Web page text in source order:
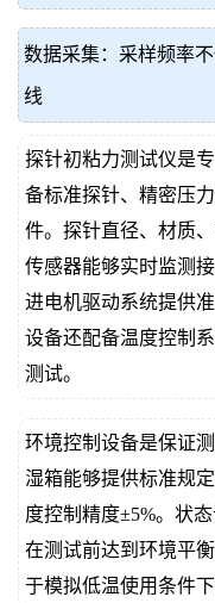
数据采集：采样频率
线
探针初粘力测试仪是
备标准探针、精密压
件。探针直径、材质
传感器能够实时监测
进电机驱动系统提供
设备还配备温度控制
测试。
环境控制设备是保证
湿箱能够提供标准规
度控制精度±5%。状
在测试前达到环境平
于模拟低温使用条件